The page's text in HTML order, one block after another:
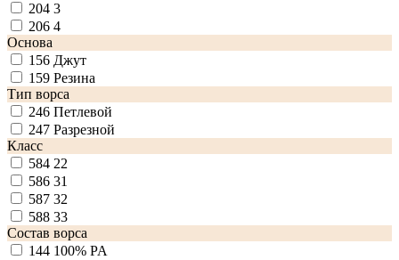
204 3
206 4
Основа
156 Джут
159 Резина
Тип ворса
246 Петлевой
247 Разрезной
Класс
584 22
586 31
587 32
588 33
Состав ворса
144 100% PA